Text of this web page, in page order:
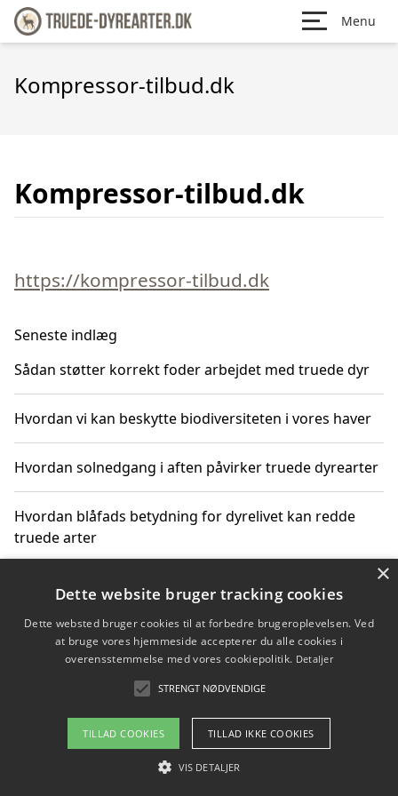
Menu
Kompressor-tilbud.dk
Kompressor-tilbud.dk
https://kompressor-tilbud.dk
Seneste indlæg
Sådan støtter korrekt foder arbejdet med truede dyr
Hvordan vi kan beskytte biodiversiteten i vores haver
Hvordan solnedgang i aften påvirker truede dyrearter
Hvordan blåfads betydning for dyrelivet kan redde
truede arter
Hvordan kan gaver til unge voksne støtte bevarelsen
Copyright 2026 - Pilanto Aps
Om / kontakt
Blog Betingelser
×
Dette website bruger tracking cookies
Dette websted bruger cookies til at forbedre brugeroplevelsen. Ved
at bruge vores hjemmeside accepterer du alle cookies i
overensstemmelse med vores cookiepolitik. Detaljer
STRENGT NØDVENDIGE
TILLAD COOKIES TILLAD IKKE COOKIES
VIS DETALJER